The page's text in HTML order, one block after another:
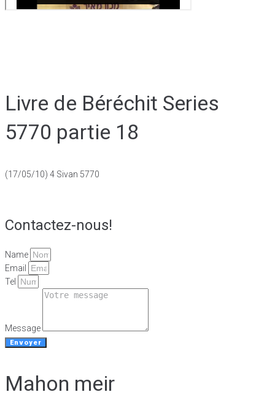
Livre de Béréchit Series
5770 partie 18
(17/05/10) 4 Sivan 5770
Contactez-nous!
Name
Email
Tel
Message
Envoyer
Mahon meir